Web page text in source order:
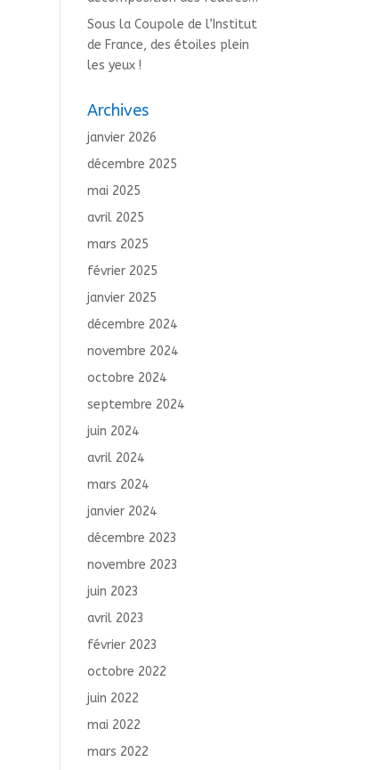
Sous la Coupole de l’Institut
de France, des étoiles plein
les yeux !
Archives
janvier 2026
décembre 2025
mai 2025
avril 2025
mars 2025
février 2025
janvier 2025
décembre 2024
novembre 2024
octobre 2024
septembre 2024
juin 2024
avril 2024
mars 2024
janvier 2024
décembre 2023
novembre 2023
juin 2023
avril 2023
février 2023
octobre 2022
juin 2022
mai 2022
mars 2022